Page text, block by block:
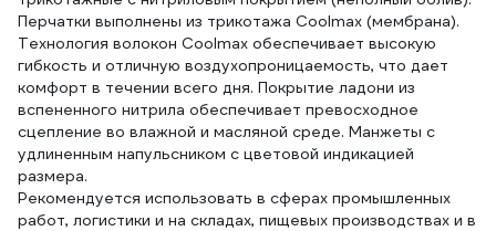
Перчатки выполнены из трикотажа Coolmax (мембрана).
Технология волокон Coolmax обеспечивает высокую
гибкость и отличную воздухопроницаемость, что дает
комфорт в течении всего дня. Покрытие ладони из
вспененного нитрила обеспечивает превосходное
сцепление во влажной и масляной среде. Манжеты с
удлиненным напульсником с цветовой индикацией
размера.
Рекомендуется использовать в сферах промышленных
работ, логистики и на складах, пищевых производствах и в